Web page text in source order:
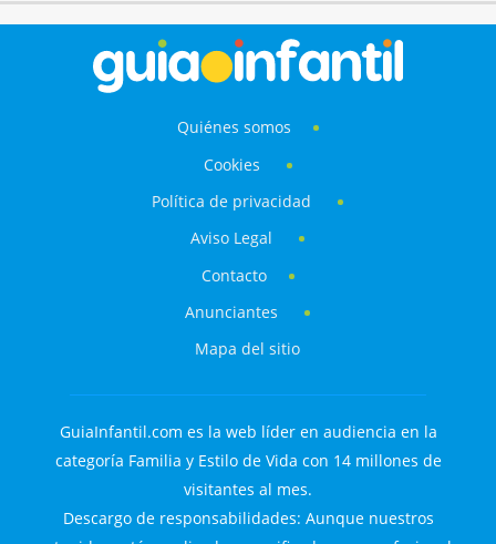
Quiénes somos
Cookies
Política de privacidad
Aviso Legal
Contacto
Anunciantes
Mapa del sitio
GuiaInfantil.com es la web líder en audiencia en la
categoría Familia y Estilo de Vida con 14 millones de
visitantes al mes.
Descargo de responsabilidades: Aunque nuestros